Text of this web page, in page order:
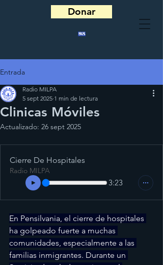
Donar
Entrada
Clinicas Móviles
Radio MILPA
5 sept 2025 1 min de lectura
Actualizado: 26 sept 2025
Cierre De Hospitales
Radio MILPA
3:23
En Pensilvania, el cierre de hospitales
ha golpeado fuerte a muchas
comunidades, especialmente a las
familias inmigrantes. Durante un